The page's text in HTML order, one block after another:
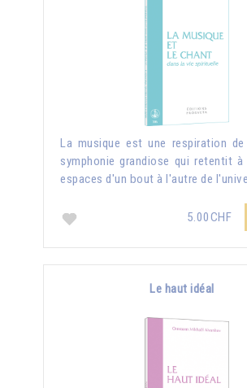
La musique est une respiration
symphonie grandiose qui retentit
espaces d'un bout à l'autre de
5.00CHF
Le haut idéal